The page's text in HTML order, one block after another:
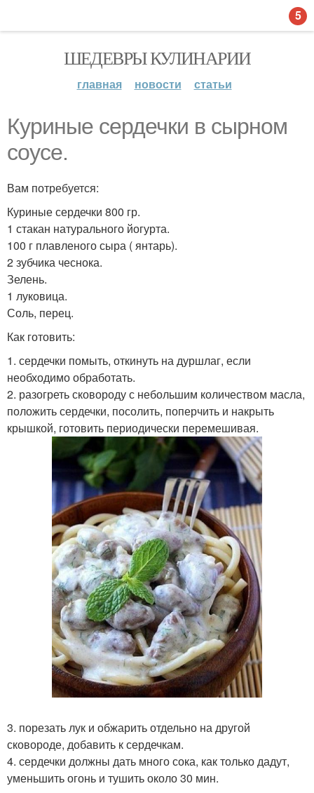
ШЕДЕВРЫ КУЛИНАРИИ
главная новости статьи
Куриные сердечки в сырном
соусе.
Вам потребуется:
Куриные сердечки 800 гр.
1 стакан натурального йогурта.
100 г плавленого сыра ( янтарь).
2 зубчика чеснока.
Зелень.
1 луковица.
Соль, перец.
Как готовить:
1. сердечки помыть, откинуть на дуршлаг, если
необходимо обработать.
2. разогреть сковороду с небольшим количеством масла,
положить сердечки, посолить, поперчить и накрыть
крышкой, готовить периодически перемешивая.
3. порезать лук и обжарить отдельно на другой
сковороде, добавить к сердечкам.
4. сердечки должны дать много сока, как только дадут,
уменьшить огонь и тушить около 30 мин.
5